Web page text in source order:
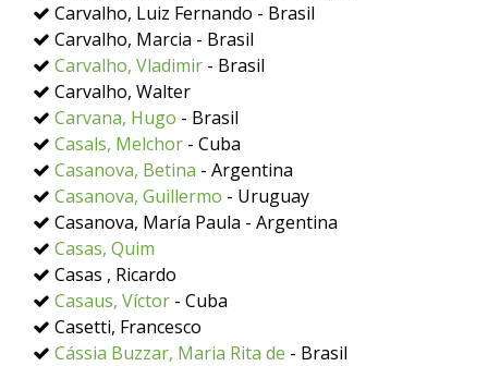
Carvalho, Luiz Fernando - Brasil
Carvalho, Marcia - Brasil
Carvalho, Vladimir - Brasil
Carvalho, Walter
Carvana, Hugo - Brasil
Casals, Melchor - Cuba
Casanova, Betina - Argentina
Casanova, Guillermo - Uruguay
Casanova, María Paula - Argentina
Casas, Quim
Casas , Ricardo
Casaus, Víctor - Cuba
Casetti, Francesco
Cássia Buzzar, Maria Rita de - Brasil